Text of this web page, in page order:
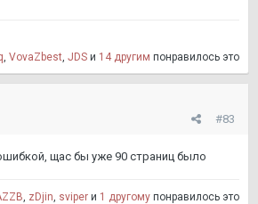
, VovaZbest, JDS и 14 другим понравилось это
#83
щас бы уже 90 страниц было
, zDjin, sviper и 1 другому понравилось это